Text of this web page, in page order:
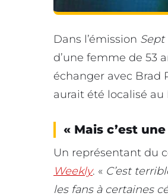
Dans l’émission Sept
d’une femme de 53
échanger avec Brad
aurait été localisé au
« Mais c’est
Un représentant du
Weekly. « C’est
les fans à certaines